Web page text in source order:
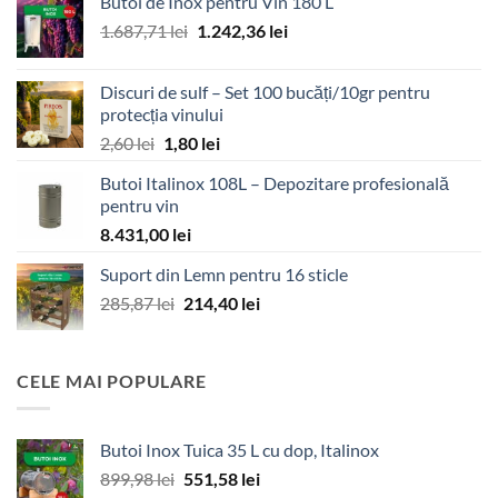
1.687,71lei Prețul
fost:
1.687,71 lei.
1.242,36 leiPrețul
1.242,36 lei.
Discuri de sulf – Set 100 bucăți/10gr pentru
protecția vinului
2,60lei Prețul
a
fost:
2,60 lei.
1,80 leiPrețul
este:
Butoi Italinox 108L – Depozitare profesională
pentru vin
8.431,00 lei
Suport din Lemn pentru 16 sticle
285,87lei Prețul
fost:
214,40 leiPrețul
CELE MAI POPULARE
Butoi Inox Tuica 35 L cu dop, Italinox
899,98lei Prețul
551,58 leiPrețul